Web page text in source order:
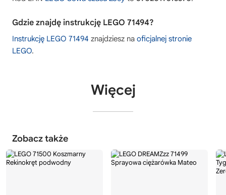
Gdzie znajdę instrukcję LEGO 71494?
Instrukcję LEGO 71494 znajdziesz na oficjalnej stronie
LEGO.
Więcej
Zobacz także